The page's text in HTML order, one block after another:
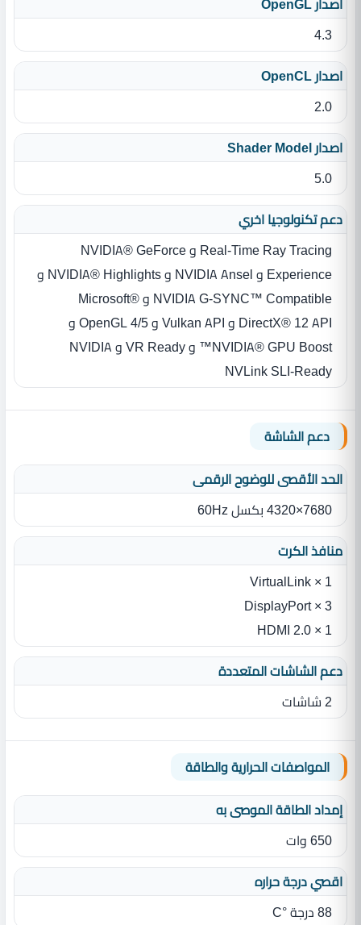
4.3
اصدار OpenCL
2.0
اصدار Shader Model
5.0
دعم تكنولوجيا اخري
Real-Time Ray Tracing و NVIDIA® GeForce
Experience و NVIDIA Ansel و NVIDIA® Highlights و
NVIDIA G-SYNC™ Compatible و Microsoft®
DirectX® 12 API و Vulkan API و OpenGL 4/5 و
NVIDIA® GPU Boost™ و VR Ready و NVIDIA
NVLink SLI-Ready
دعم الشاشة
الحد الأقصى للوضوح الرقمى
7680×4320 بكسل 60Hz
منافذ الكرت
1 × VirtualLink
3 × DisplayPort
1 × HDMI 2.0
دعم الشاشات المتعددة
2 شاشات
المواصفات الحرارية والطاقة
إمداد الطاقة الموصى به
650 وات
اقصي درجة حراره
88 درجة °C